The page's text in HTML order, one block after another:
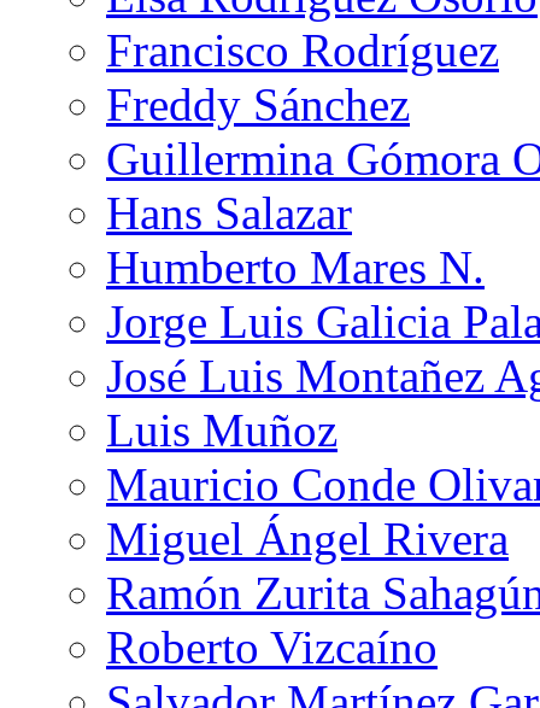
Francisco Rodríguez
Freddy Sánchez
Guillermina Gómora
Hans Salazar
Humberto Mares N.
Jorge Luis Galicia
José Luis Montañez
Luis Muñoz
Mauricio Conde
Miguel Ángel Rivera
Ramón Zurita
Roberto Vizcaíno